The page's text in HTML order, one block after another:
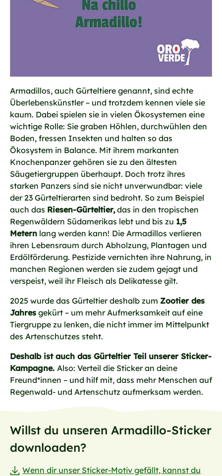
Armadillos, auch Gürteltiere genannt, sind echte
Überlebenskünstler – und trotzdem kennen viele sie
kaum. Dabei spielen sie in vielen Ökosystemen eine
wichtige Rolle: Sie graben Höhlen, durchwühlen den
Boden, fressen Insekten und halten so das
Ökosystem in Balance. Mit ihrem markanten
Knochenpanzer gehören sie zu den ältesten
Säugetiergruppen überhaupt. Doch trotz ihres
starken Panzers sind sie nicht unverwundbar: viele
der 23 Gürteltierarten sind bedroht. So zum Beispiel
auch das Riesen-Gürteltier,das in den tropischen
Regenwäldern Südamerikas lebt und bis zu 1,5
Metern lang werden kann! Die Armadillos verlieren
ihren Lebensraum durch Abholzung, Plantagen und
Erdölförderung. Pestizide vernichten ihre Nahrung, in
manchen Regionen werden sie zudem gejagt und
verspeist, weil ihr Fleisch als Delikatesse gilt.
2025 wurde das Gürteltier deshalb zum Zootier des
Jahres gekürt – um mehr Aufmerksamkeit auf eine
Tiergruppe zu lenken, die nicht immer im Mittelpunkt
des Artenschutzes steht.
Deshalb ist auch das Gürteltier Teil unserer Sticker-
Kampagne. Also: Verteil die Sticker an deine
Freund*innen – und hilf mit, dass mehr Menschen auf
Regenwald- und Artenschutz aufmerksam werden.
Willst du unseren Armadillo-Sticker
downloaden?
Wenn dir unser Sticker-Motiv gefällt, kannst du